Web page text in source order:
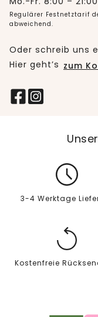
Regulärer Festnetztarif
abweichend.
Oder schreib uns
Hier geht’s zum
3-4 Werktage
Kostenfreie